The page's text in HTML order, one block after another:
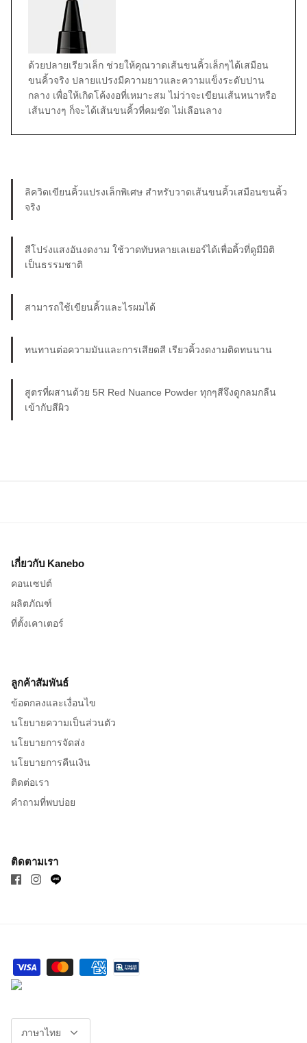
ด้วยปลายเรียวเล็ก ช่วยให้คุณวาดเส้นขนคิ้วเล็กๆได้เสมือน
ขนคิ้วจริง ปลายแปรงมีความยาวและความแข็งระดับปาน
กลาง เพื่อให้เกิดโค้งงอที่เหมาะสม ไม่ว่าจะเขียนเส้นหนาหรือ
เส้นบางๆ ก็จะได้เส้นขนคิ้วที่คมชัด ไม่เลือนลาง
ลิควิดเขียนคิ้วแปรงเล็กพิเศษ สำหรับวาดเส้นขนคิ้วเสมือนขนคิ้ว
จริง
สีโปร่งแสงอันงดงาม ใช้วาดทับหลายเลเยอร์ได้เพื่อคิ้วที่ดูมีมิติ
เป็นธรรมชาติ
สามารถใช้เขียนคิ้วและไรผมได้
ทนทานต่อความมันและการเสียดสี เรียวคิ้วงดงามติดทนนาน
สูตรที่ผสานด้วย 5R Red Nuance Powder ทุกๆสีจึงดูกลมกลืน
เข้ากับสีผิว
เกี่ยวกับ Kanebo
คอนเซปต์
ผลิตภัณฑ์
ที่ตั้งเคาเตอร์
ลูกค้าสัมพันธ์
ข้อตกลงและเงื่อนไข
นโยบายความเป็นส่วนตัว
นโยบายการจัดส่ง
นโยบายการคืนเงิน
ติดต่อเรา
คำถามที่พบบ่อย
ติดตามเรา
ภาษา
ภาษาไทย